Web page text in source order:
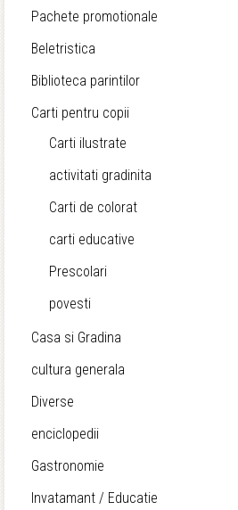
Pachete promotionale
Beletristica
Biblioteca parintilor
Carti pentru copii
Carti ilustrate
activitati gradinita
Carti de colorat
carti educative
Prescolari
povesti
Casa si Gradina
cultura generala
Diverse
enciclopedii
Gastronomie
Invatamant / Educatie